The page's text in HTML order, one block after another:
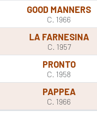
GOOD MANNERS
C. 1966
LA FARNESINA
C. 1957
PRONTO
C. 1958
PAPPEA
C. 1966